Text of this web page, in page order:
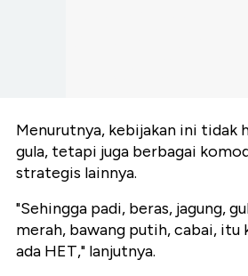
Menurutnya, kebijakan ini tidak
gula, tetapi juga berbagai
strategis lainnya.
"Sehingga padi, beras, jagung,
merah, bawang putih, cabai, itu
ada HET," lanjutnya.